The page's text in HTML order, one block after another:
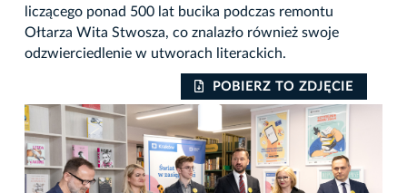
liczącego ponad 500 lat bucika podczas remontu
Ołtarza Wita Stwosza, co znalazło również swoje
odzwierciedlenie w utworach literackich.
POBIERZ TO ZDJĘCIE